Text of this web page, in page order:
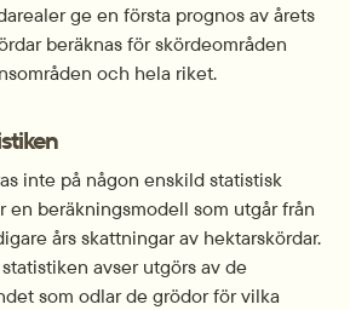
ge en första prognos av årets
beräknas för skördeområden
och hela riket.
inte på någon enskild statistisk
en beräkningsmodell som utgår från
års skattningar av hektarskördar.
avser utgörs av de
som odlar de grödor för vilka